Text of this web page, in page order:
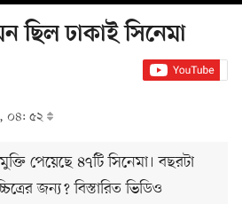
ছিল ঢাকাই সিনেমা
০৪: ৫২
পেয়েছে ৪৭টি সিনেমা। বছরটা
জন্য? বিস্তারিত ভিডিও